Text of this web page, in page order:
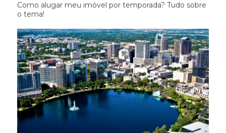
Como alugar meu imóvel por temporada? Tudo sobre
o tema!